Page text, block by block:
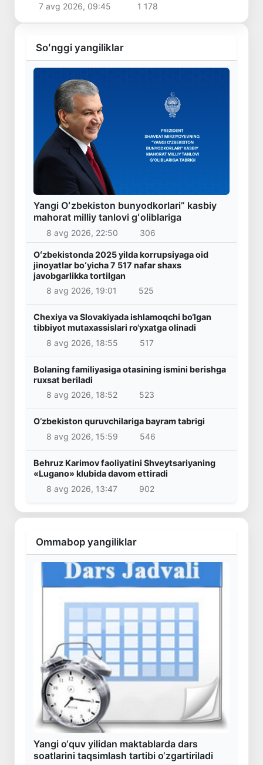
7 avg 2026, 09:45 1 178
Soʻnggi yangiliklar
Yangi Oʻzbekiston bunyodkorlari” kasbiy
mahorat milliy tanlovi gʻoliblariga
8 avg 2026, 22:50 306
Oʻzbekistonda 2025 yilda korrupsiyaga oid
jinoyatlar boʻyicha 7 517 nafar shaxs
javobgarlikka tortilgan
8 avg 2026, 19:01
525
Chexiya va Slovakiyada ishlamoqchi bo‘lgan
tibbiyot mutaxassislari ro‘yxatga olinadi
8 avg 2026, 18:55
517
Bolaning familiyasiga otasining ismini berishga
ruxsat beriladi
8 avg 2026, 18:52
523
O‘zbekiston quruvchilariga bayram tabrigi
8 avg 2026, 15:59
546
Behruz Karimov faoliyatini Shveytsariyaning
«Lugano» klubida davom ettiradi
8 avg 2026, 13:47
902
Ommabop yangiliklar
Yangi o‘quv yilidan maktablarda dars
soatlarini taqsimlash tartibi o‘zgartiriladi